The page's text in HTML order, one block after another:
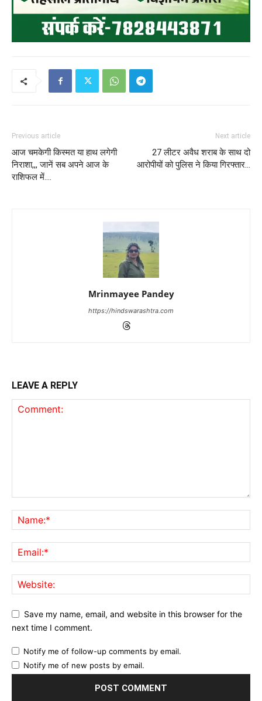
Previous article
आज चमकेगी किस्मत या हाथ लगेगी
निराशा,,, जानें सब अपने आज के
राशिफल में….
Next article
27 लीटर अवैध शराब के साथ दो
आरोपीयों को पुलिस ने किया गिरफ्तार…
Mrinmayee Pandey
https://hindswarashtra.com
LEAVE A REPLY
Save my name, email, and website in this browser for the
next time I comment.
Notify me of follow-up comments by email.
Notify me of new posts by email.